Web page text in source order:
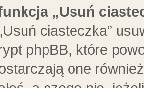
„Usuń
ciasteczka”
phpBB, które
one